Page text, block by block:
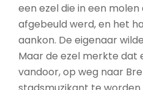
een ezel die in een
afgebeuld werd, en het
aankon. De eigenaar
Maar de ezel merkte dat
vandoor, op weg naar